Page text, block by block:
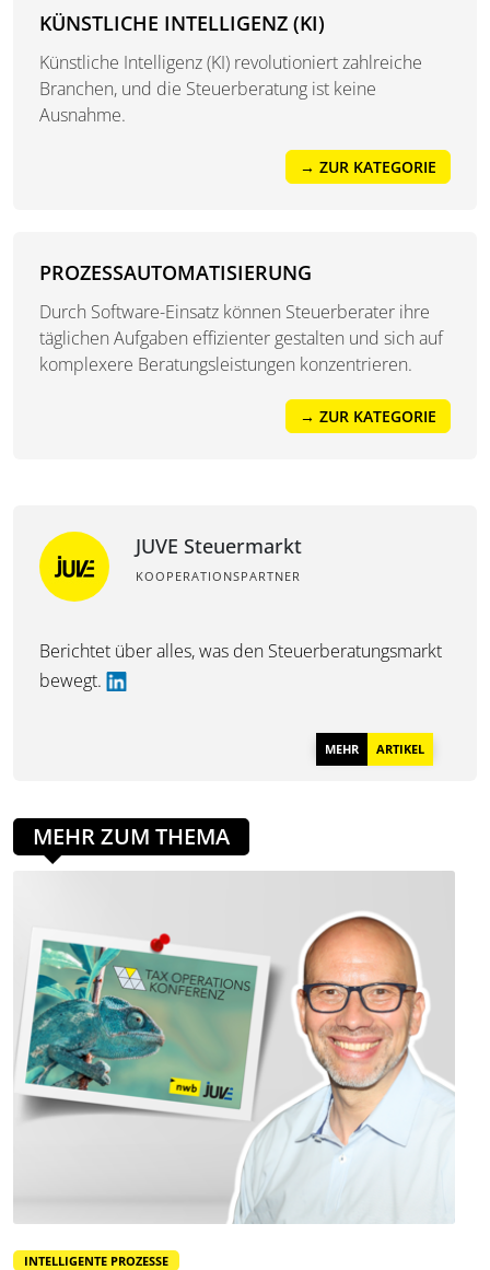
KÜNSTLICHE INTELLIGENZ (KI)
Künstliche Intelligenz (KI) revolutioniert zahlreiche
Branchen, und die Steuerberatung ist keine
Ausnahme.
→ ZUR KATEGORIE
PROZESSAUTOMATISIERUNG
Durch Software-Einsatz können Steuerberater ihre
täglichen Aufgaben effizienter gestalten und sich auf
komplexere Beratungsleistungen konzentrieren.
→ ZUR KATEGORIE
JUVE Steuermarkt
KOOPERATIONSPARTNER
Berichtet über alles, was den Steuerberatungsmarkt
bewegt.
MEHR ARTIKEL
MEHR ZUM THEMA
INTELLIGENTE PROZESSE